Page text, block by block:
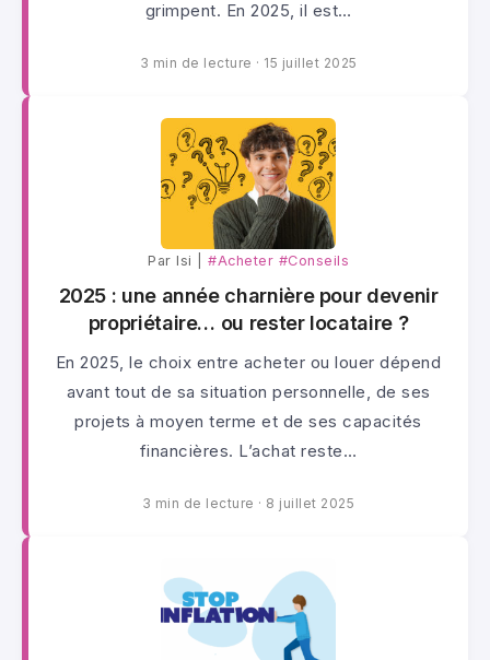
grimpent. En 2025, il est…
3 min de lecture · 15 juillet 2025
Par lsi | #Acheter #Conseils
2025 : une année charnière pour devenir
propriétaire… ou rester locataire ?
En 2025, le choix entre acheter ou louer dépend
avant tout de sa situation personnelle, de ses
projets à moyen terme et de ses capacités
financières. L’achat reste…
3 min de lecture · 8 juillet 2025